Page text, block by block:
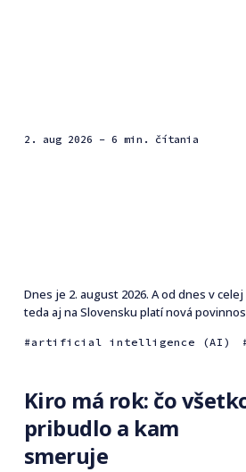
2. aug 2026 - 6 min. čítania
Dnes je 2. august 2026. A od dnes v
teda aj na Slovensku platí nová
artificial intelligence (AI)
Kiro má rok: čo
pribudlo a kam
smeruje